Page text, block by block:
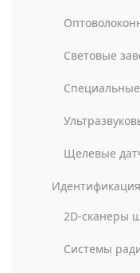
Световые
Щелевые
Идентификация
2D-сканеры
Системы